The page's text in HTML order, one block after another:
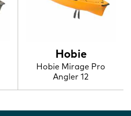
Hobie
Hobie Mirage Pro
Angler 12